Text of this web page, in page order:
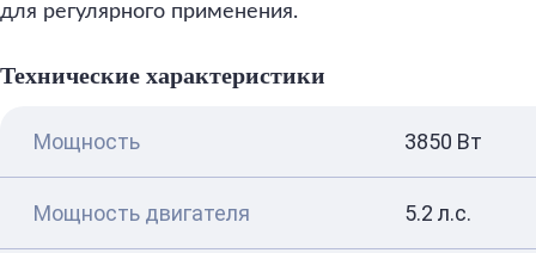
для регулярного применения.
Технические характеристики
Мощность 3850 Вт
Мощность двигателя 5.2 л.с.